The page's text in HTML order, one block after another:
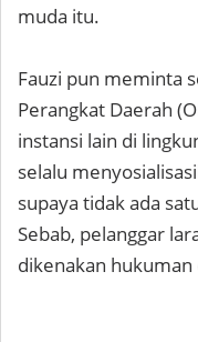
muda itu.
Fauzi pun meminta
Perangkat Daerah
instansi lain di
selalu
supaya tidak ada
Sebab, pelanggar
dikenakan hukuman